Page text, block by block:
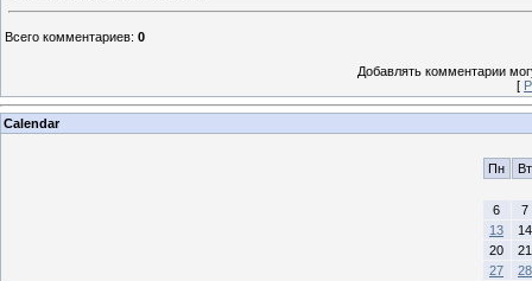
Всего комментариев: 0
Добавлять комментарии
[
Calendar
Пн Вт
6
7
13
14
20
21
27
28